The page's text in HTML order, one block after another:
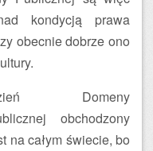
kondycją prawa
obecnie dobrze ono
Domeny
obchodzony
na całym świecie, bo